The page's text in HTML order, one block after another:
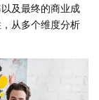
及最终的商业成
从多个维度分析